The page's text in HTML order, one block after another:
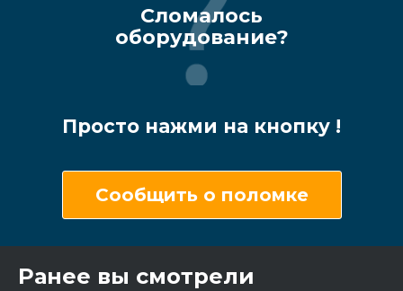
Сломалось
оборудование?
Просто нажми на кнопку !
Сообщить о поломке
Ранее вы смотрели